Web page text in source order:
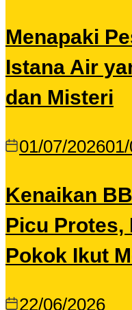
Menapaki
Istana Air
dan Misteri
01/07/2026
Kenaikan
Picu Protes,
Pokok Ikut
22/06/2026